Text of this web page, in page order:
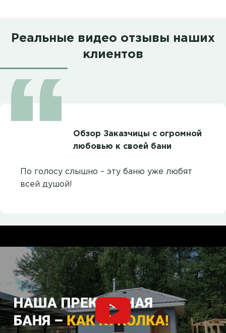
Реальные видео отзывы наших
клиентов
Обзор Заказчицы с огромной
любовью к своей бани
По голосу слышно – эту баню уже любят
всей душой!